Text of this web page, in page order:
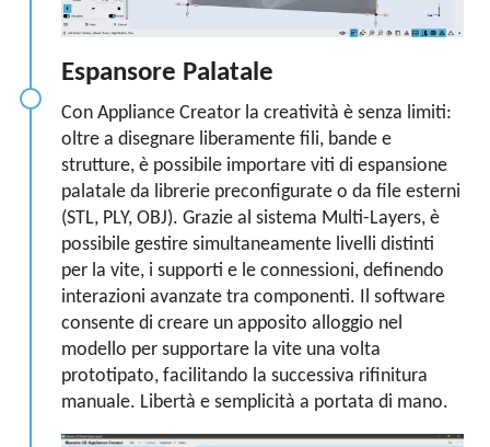
Espansore Palatale
Con Appliance Creator la creatività è senza limiti:
oltre a disegnare liberamente fili, bande e
strutture, è possibile importare viti di espansione
palatale da librerie preconfigurate o da file esterni
(STL, PLY, OBJ). Grazie al sistema Multi-Layers, è
possibile gestire simultaneamente livelli distinti
per la vite, i supporti e le connessioni, definendo
interazioni avanzate tra componenti. Il software
consente di creare un apposito alloggio nel
modello per supportare la vite una volta
prototipato, facilitando la successiva rifinitura
manuale. Libertà e semplicità a portata di mano.